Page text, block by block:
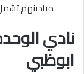
نادي
ابوظبي